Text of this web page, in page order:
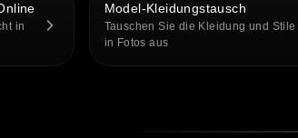
in
Model-Kleidungstausch
Tauschen Sie die Kleidung und Stile
in Fotos aus